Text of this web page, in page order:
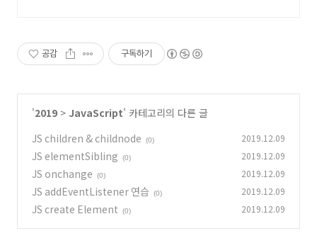
공감 구독하기
'2019 > JavaScript' 카테고리의 다른 글
JS children & childnode
(0) 2019.12.09
JS elementSibling (0) 2019.12.09
JS onchange (0) 2019.12.09
JS addEventListener 연습 (0) 2019.12.09
JS create Element (0) 2019.12.09